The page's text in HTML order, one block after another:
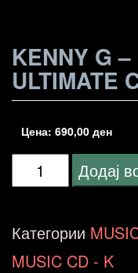
KENNY G
ULTIMATE
Цена: 690,00 ден
Kenny
-
Songbird:
Додај
Категории
MUSIC CD - K